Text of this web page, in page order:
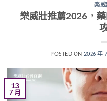
楽威
樂威壯推薦2026，
POSTED ON 2026 年
13
7 月